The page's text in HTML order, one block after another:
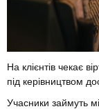
На клієнтів чекає
під керівництвом
Учасники займуть